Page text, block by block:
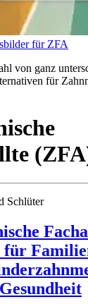
für ZFA
von ganz
für
Schlüter
für